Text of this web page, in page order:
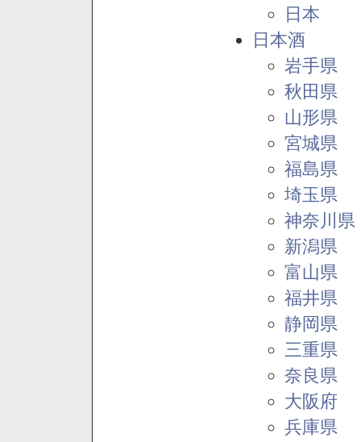
日本
日本酒
岩手県
秋田県
山形県
宮城県
福島県
埼玉県
神奈川県
新潟県
富山県
福井県
静岡県
三重県
奈良県
大阪府
兵庫県